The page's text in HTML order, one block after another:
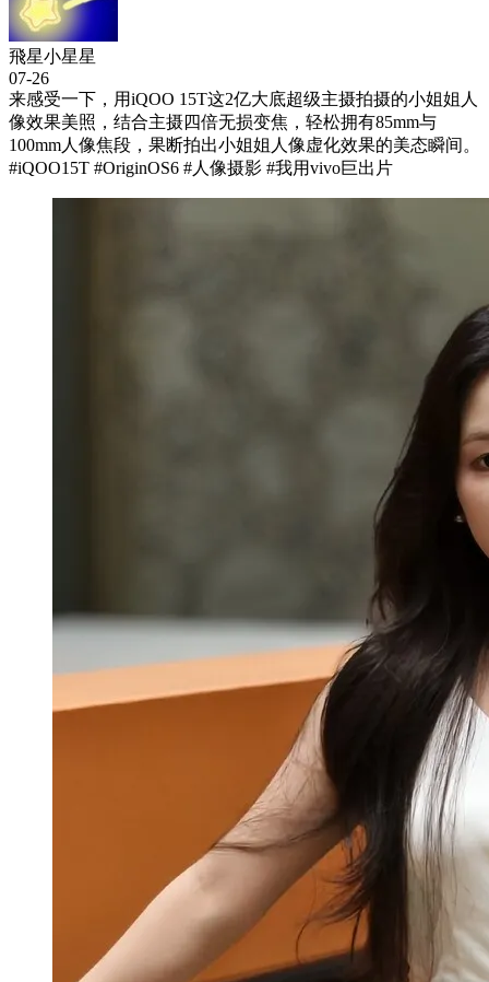
飛星小星星
07-26
来感受一下，用iQOO 15T这2亿大底超级主摄拍摄的小姐姐人
像效果美照，结合主摄四倍无损变焦，轻松拥有85mm与
100mm人像焦段，果断拍出小姐姐人像虚化效果的美态瞬间。
#iQOO15T #OriginOS6 #人像摄影 #我用vivo巨出片